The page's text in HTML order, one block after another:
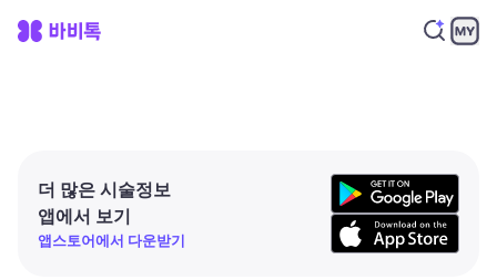
더 많은 시술정보
앱에서 보기
앱스토어에서 다운받기